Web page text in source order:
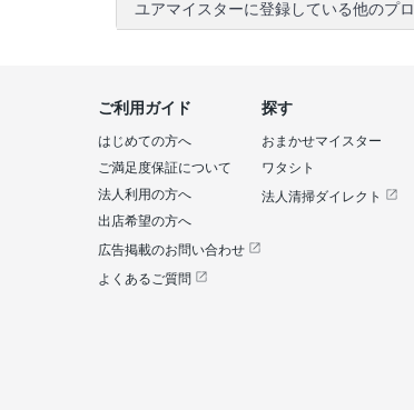
ユアマイスターに登録している他のプロ
探す
おまかせマイスター
ワタシト
法人清掃ダイレクト
ご利用ガイド
はじめての方へ
ご満足度保証について
法人利用の方へ
出店希望の方へ
広告掲載のお問い合わせ
よくあるご質問